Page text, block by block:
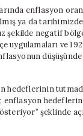
enflasyon
ya da
şekilde negatif
uygulamaları ve
hedeflerinin
enflasyon
şeklinde